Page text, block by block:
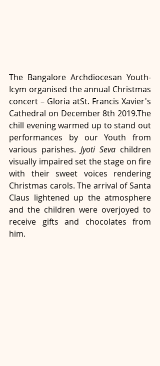
The Bangalore Archdiocesan Youth-
Icym organised the annual Christmas
concert – Gloria atSt. Francis Xavier's
Cathedral on December 8th 2019.The
chill evening warmed up to stand out
performances by our Youth from
various parishes. Jyoti Seva children
visually impaired set the stage on fire
with their sweet voices rendering
Christmas carols. The arrival of Santa
Claus lightened up the atmosphere
and the children were overjoyed to
receive gifts and chocolates from
him.